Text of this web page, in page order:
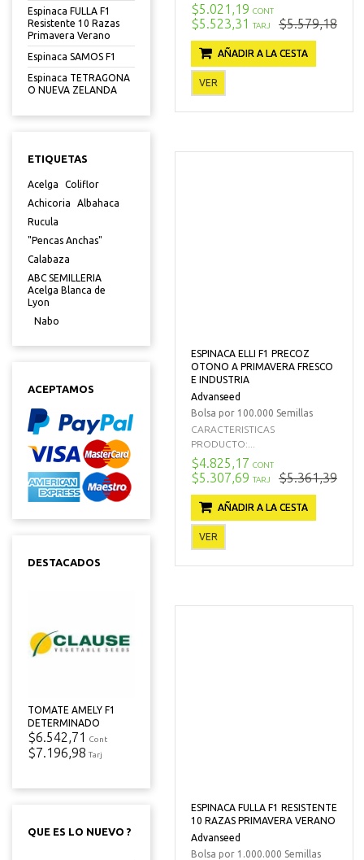
Espinaca FULLA F1
Resistente 10 Razas
Primavera Verano
Espinaca SAMOS F1
Espinaca TETRAGONA
O NUEVA ZELANDA
ETIQUETAS
Acelga
Coliflor
Achicoria
Albahaca
Rucula
"Pencas Anchas"
Calabaza
ABC SEMILLERIA
Acelga Blanca de
Lyon
Nabo
ACEPTAMOS
DESTACADOS
TOMATE AMELY F1
DETERMINADO
$6.542,71 Cont
$7.196,98 Tarj
QUE ES LO NUEVO ?
$5.021,19 CONT
$5.523,31 TARJ $5.579,18
AÑADIR A LA CESTA
VER
ESPINACA ELLI F1 PRECOZ
OTONO A PRIMAVERA FRESCO
E INDUSTRIA
Advanseed
Bolsa por 100.000 Semillas
CARACTERISTICAS
PRODUCTO:...
$4.825,17 CONT
$5.307,69 TARJ $5.361,39
AÑADIR A LA CESTA
VER
ESPINACA FULLA F1 RESISTENTE
10 RAZAS PRIMAVERA VERANO
Advanseed
Bolsa por 1.000.000 Semillas